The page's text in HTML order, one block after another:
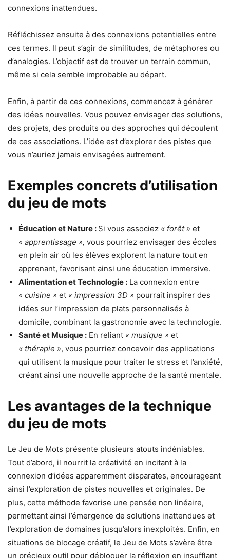
connexions inattendues.
Réfléchissez ensuite à des connexions potentielles entre
ces termes. Il peut s’agir de similitudes, de métaphores ou
d’analogies. L’objectif est de trouver un terrain commun,
même si cela semble improbable au départ.
Enfin, à partir de ces connexions, commencez à générer
des idées nouvelles. Vous pouvez envisager des solutions,
des projets, des produits ou des approches qui découlent
de ces associations. L’idée est d’explorer des pistes que
vous n’auriez jamais envisagées autrement.
Exemples concrets d’utilisation
du jeu de mots
Éducation et Nature : Si vous associez « forêt » et
« apprentissage », vous pourriez envisager des écoles
en plein air où les élèves explorent la nature tout en
apprenant, favorisant ainsi une éducation immersive.
Alimentation et Technologie : La connexion entre
« cuisine » et « impression 3D » pourrait inspirer des
idées sur l’impression de plats personnalisés à
domicile, combinant la gastronomie avec la technologie.
Santé et Musique : En reliant « musique » et
« thérapie », vous pourriez concevoir des applications
qui utilisent la musique pour traiter le stress et l’anxiété,
créant ainsi une nouvelle approche de la santé mentale.
Les avantages de la technique
du jeu de mots
Le Jeu de Mots présente plusieurs atouts indéniables.
Tout d’abord, il nourrit la créativité en incitant à la
connexion d’idées apparemment disparates, encourageant
ainsi l’exploration de pistes nouvelles et originales. De
plus, cette méthode favorise une pensée non linéaire,
permettant ainsi l’émergence de solutions inattendues et
l’exploration de domaines jusqu’alors inexploités. Enfin, en
situations de blocage créatif, le Jeu de Mots s’avère être
un précieux outil pour débloquer la réflexion en insufflant